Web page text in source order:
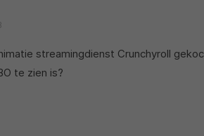
streamingdienst Crunchyroll
te zien is?